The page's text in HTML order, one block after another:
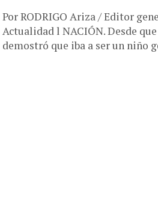
Por RODRIGO Ariza / Editor
Actualidad l NACIÓN. Desde
demostró que iba a ser un niño